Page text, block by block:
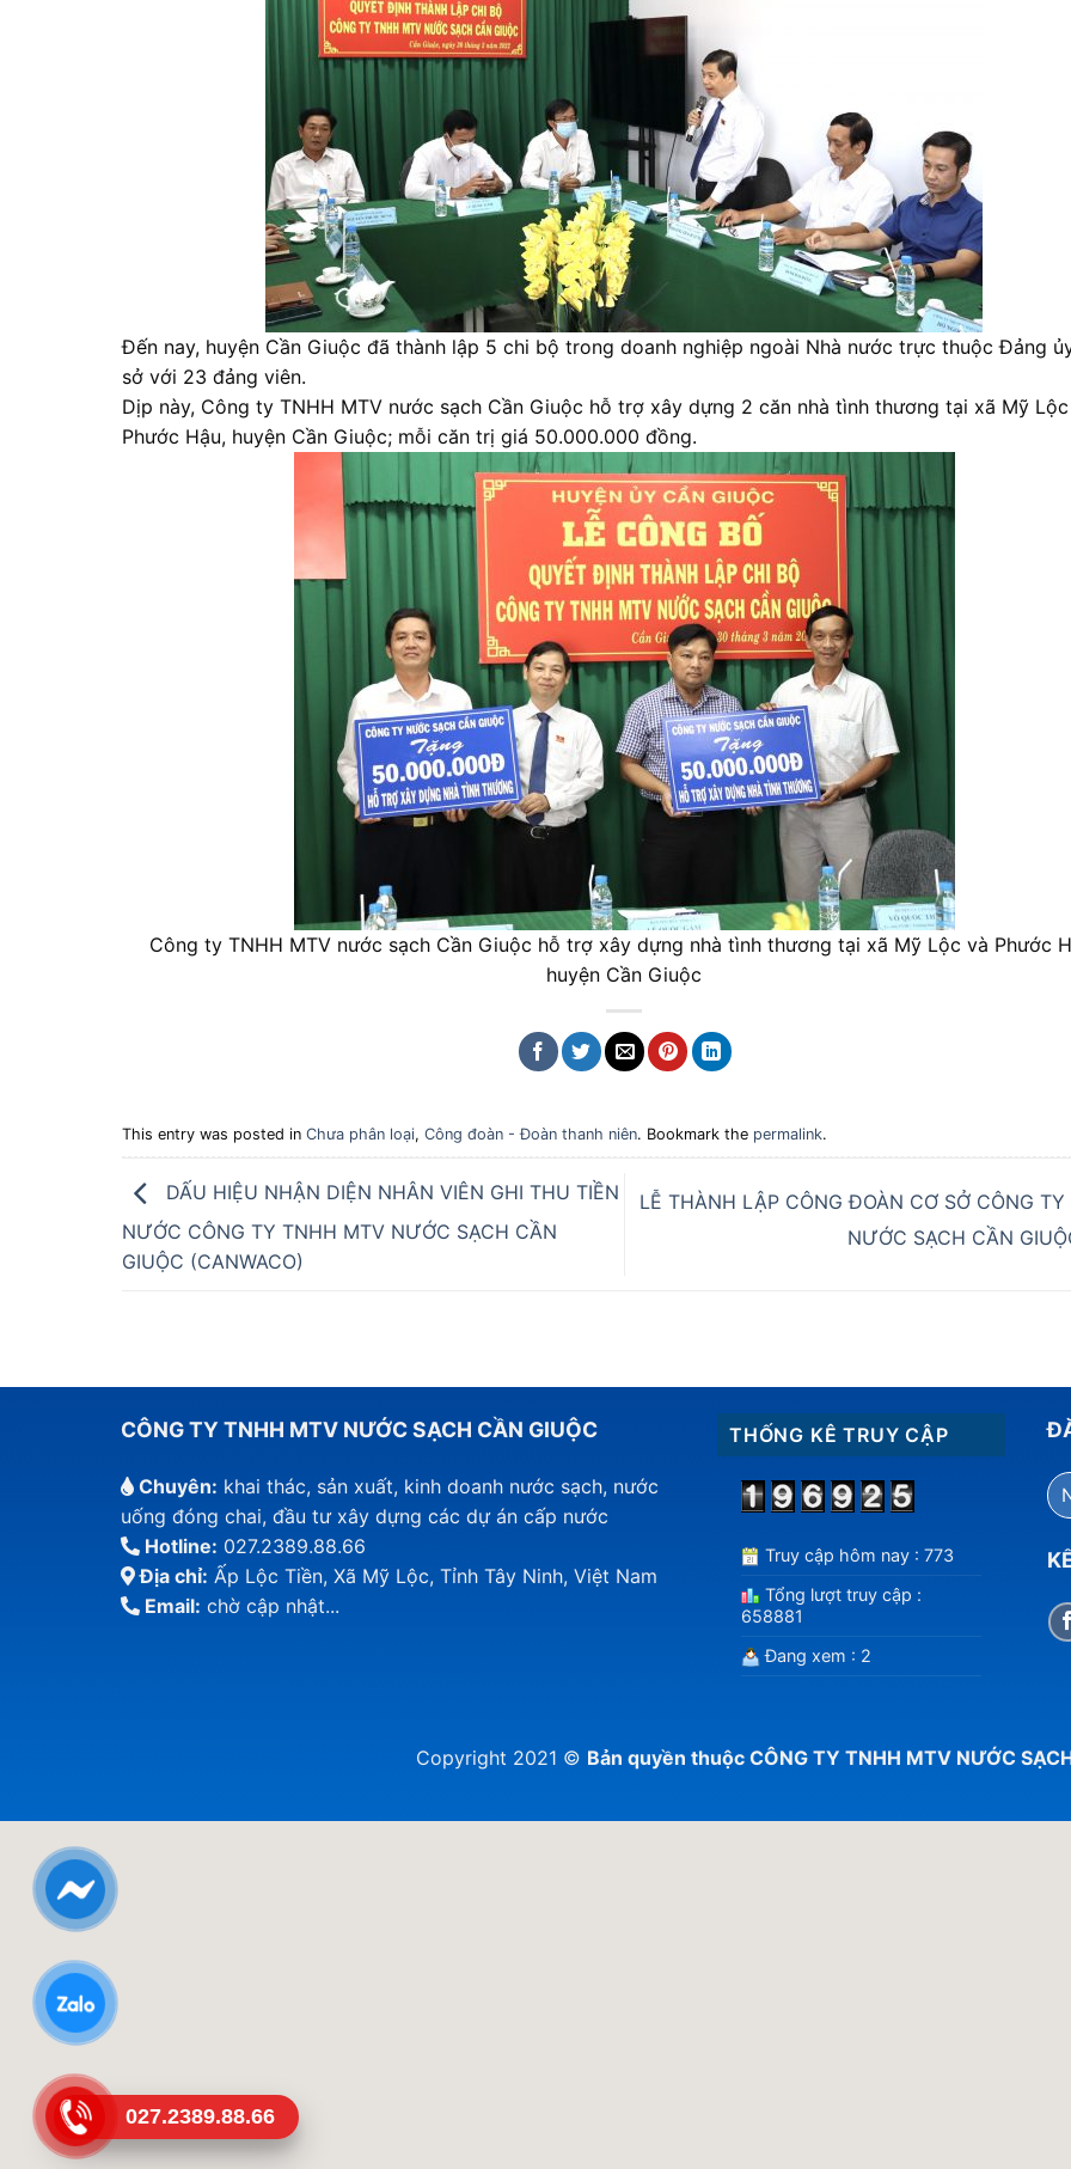
Đến nay, huyện Cần Giuộc đã thành lập 5 chi bộ trong doanh nghiệp ngoài Nhà nước trực thuộc Đảng
sở với 23 đảng viên.
Dịp này, Công ty TNHH MTV nước sạch Cần Giuộc hỗ trợ xây dựng 2 căn nhà tình thương tại xã Mỹ
Phước Hậu, huyện Cần Giuộc; mỗi căn trị giá 50.000.000 đồng.
Công ty TNHH MTV nước sạch Cần Giuộc hỗ trợ xây dựng nhà tình thương tại xã Mỹ Lộc và Phước
huyện Cần Giuộc
This entry was posted in Chưa phân loại, Công đoàn - Đoàn thanh niên. Bookmark the permalink.
DẤU HIỆU NHẬN DIỆN NHÂN VIÊN GHI THU TIỀN
NƯỚC CÔNG TY TNHH MTV NƯỚC SẠCH CẦN
GIUỘC (CANWACO)
LỄ THÀNH LẬP CÔNG ĐOÀN CƠ SỞ CÔNG
NƯỚC SẠCH CẦN
CÔNG TY TNHH MTV NƯỚC SẠCH CẦN GIUỘC
Chuyên: khai thác, sản xuất, kinh doanh nước sạch, nước
uống đóng chai, đầu tư xây dựng các dự án cấp nước
Hotline: 027.2389.88.66
Địa chỉ: Ấp Lộc Tiền, Xã Mỹ Lộc, Tỉnh Tây Ninh, Việt Nam
Email: chờ cập nhật...
THỐNG KÊ TRUY CẬP
Truy cập hôm nay : 773
Tổng lượt truy cập :
658881
Đang xem : 2
Copyright 2021 © Bản quyền thuộc CÔNG TY TNHH MTV NƯỚC
027.2389.88.66